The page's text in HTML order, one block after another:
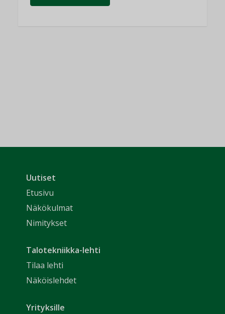
Uutiset
Etusivu
Näkökulmat
Nimitykset
Talotekniikka-lehti
Tilaa lehti
Näköislehdet
Yrityksille